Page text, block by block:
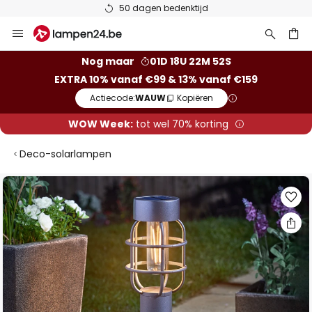
50 dagen bedenktijd
naar
Nog maar
01D 18U 22M 51S
EXTRA 10% vanaf €99 & 13% vanaf €159
Actiecode:WAUW Kopiëren
WOW Week:tot wel 70% korting
Deco-solarlampen
Ga
naar
het
einde
van
de
afbeeldingen-
gallerij